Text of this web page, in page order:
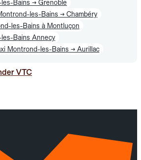
Bains → Grenoble
les-Bains → Chambéry
les-Bains à Montluçon
Bains Annecy
Montrond-les-Bains → Aurillac
VTC